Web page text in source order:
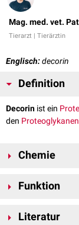
Mag. med. vet.
Tierarzt | Tierärztin
Englisch:decorin
Definition
Decorin ist ein
den Proteoglykanen
Chemie
nur eineGAG-Kette
Funktion
die Bildung der
Literatur